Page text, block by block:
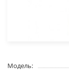
Модель: